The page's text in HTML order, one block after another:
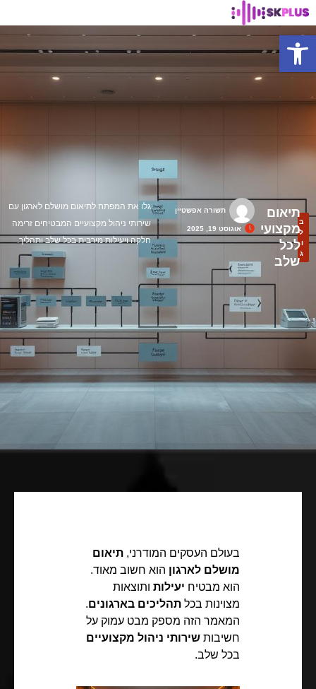
ב
ל
ו
ג
תיאום
מקצועי
לכל
שלב
תשורה אפשטיין
אוגוסט 19, 2025
גלו את המפתח לתיאום מושלם לארגון עם
שירותי ניהול מקצועיים המבטיחים זרימה
חלקה ויעילות מירבית בכל שלב ותהליך.
בעולם העסקים המודרני, תיאום
מושלם לארגון הוא חשוב מאוד.
הוא מבטיח יעילות ותוצאות
מצוינות בכל תהליכים בארגונים.
המאמר הזה מספק מבט עמוק על
חשיבות שירותי ניהול מקצועיים
בכל שלב.
פתח סרגל נגישות